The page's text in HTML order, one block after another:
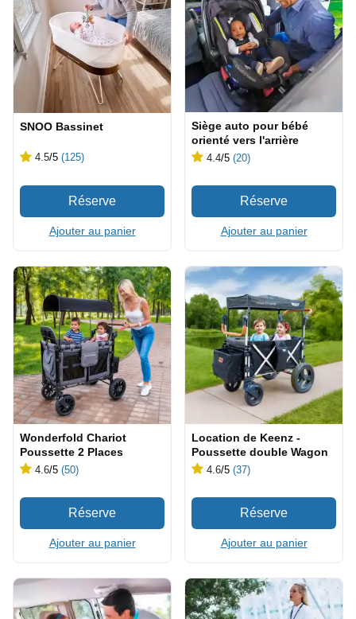
SNOO Bassinet
4.5/5 (125)
Ajouter au panier
Siège auto pour bébé
orienté vers l'arrière
4.4/5 (20)
Ajouter au panier
Wonderfold Chariot
Poussette 2 Places
4.6/5 (50)
Ajouter au panier
Location de Keenz -
Poussette double Wagon
4.6/5 (37)
Ajouter au panier